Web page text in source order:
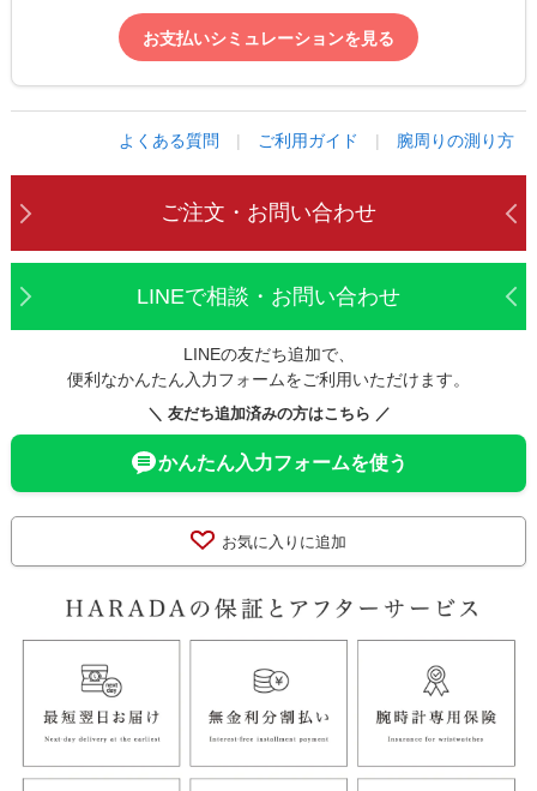
お支払いシミュレーションを見る
よくある質問 | ご利用ガイド | 腕周りの測り方
ご注文・お問い合わせ
LINEで相談・お問い合わせ
LINEの友だち追加で、
便利なかんたん入力フォームをご利用いただけます。
＼ 友だち追加済みの方はこちら ／
かんたん入力フォームを使う
お気に入りに追加